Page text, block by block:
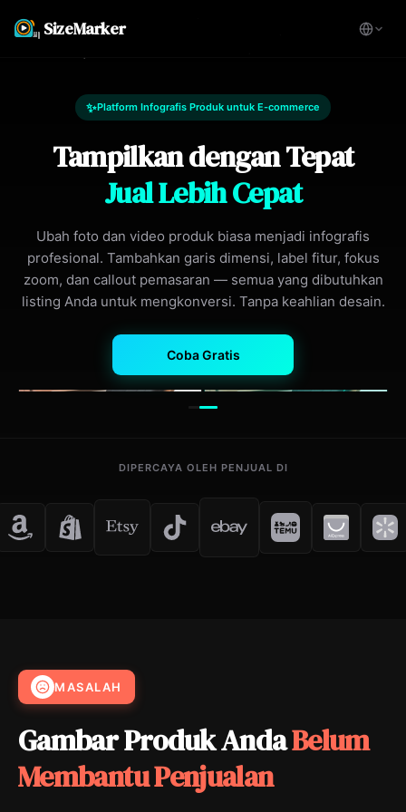
SizeMarker
✨Platform Infografis Produk untuk E-commerce
Tampilkan dengan Tepat
Jual Lebih Cepat
Ubah foto dan video produk biasa menjadi infografis
profesional. Tambahkan garis dimensi, label fitur, fokus
zoom, dan callout pemasaran — semua yang dibutuhkan
listing Anda untuk mengkonversi. Tanpa keahlian desain.
Coba Gratis
DIPERCAYA OLEH PENJUAL DI
MASALAH
Gambar Produk AndaBelum
Membantu Penjualan